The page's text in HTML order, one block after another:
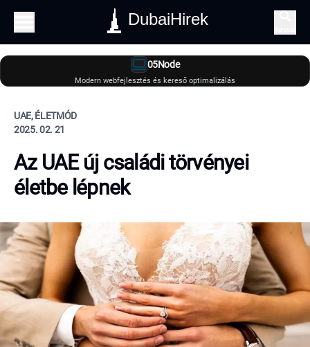
DubaiHirek
05Node
Modern webfejlesztés és kereső optimalizálás
UAE, ÉLETMÓD
2025. 02. 21
Az UAE új családi törvényei
életbe lépnek